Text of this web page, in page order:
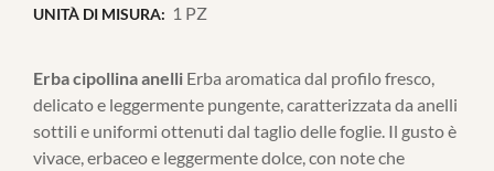
UNITÀ DI MISURA: 1 PZ
Erba cipollina anelli Erba aromatica dal profilo fresco,
delicato e leggermente pungente, caratterizzata da anelli
sottili e uniformi ottenuti dal taglio delle foglie. Il gusto è
vivace, erbaceo e leggermente dolce, con note che